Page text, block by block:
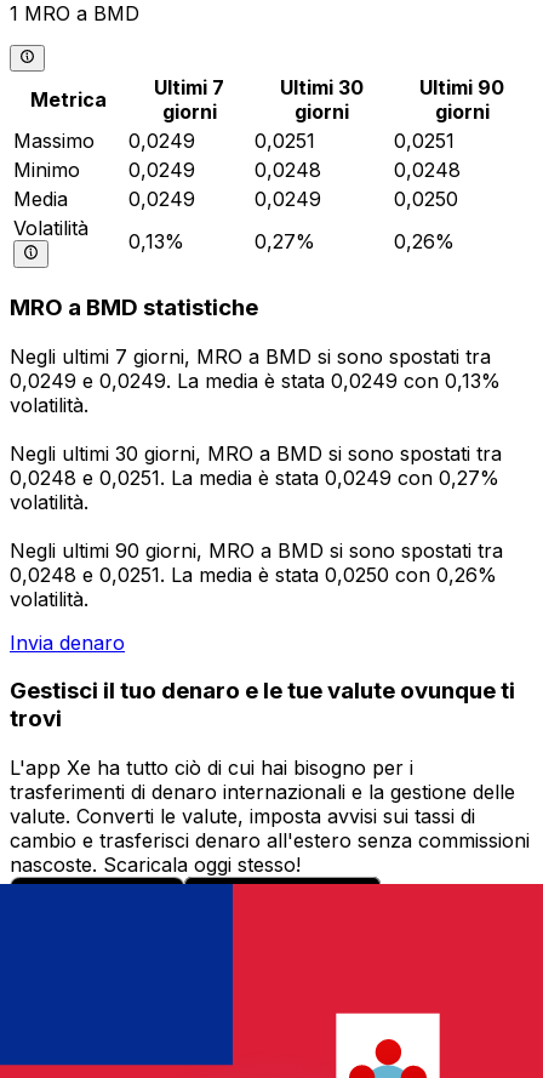
1 MRO a BMD
Metrica
Ultimi 7
giorni
Ultimi 30
giorni
Ultimi 90
giorni
Massimo
0,0249 0,0251
0,0251
Minimo
0,0249 0,0248
0,0248
Media
0,0249 0,0249
0,0250
Volatilità
0,13% 0,27% 0,26%
MRO a BMD statistiche
Negli ultimi 7 giorni, MRO a BMD si sono spostati tra
0,0249 e 0,0249. La media è stata 0,0249 con 0,13%
volatilità.
Negli ultimi 30 giorni, MRO a BMD si sono spostati tra
0,0248 e 0,0251. La media è stata 0,0249 con 0,27%
volatilità.
Negli ultimi 90 giorni, MRO a BMD si sono spostati tra
0,0248 e 0,0251. La media è stata 0,0250 con 0,26%
volatilità.
Invia denaro
Gestisci il tuo denaro e le tue valute ovunque ti
trovi
L'app Xe ha tutto ciò di cui hai bisogno per i
trasferimenti di denaro internazionali e la gestione delle
valute. Converti le valute, imposta avvisi sui tassi di
cambio e trasferisci denaro all'estero senza commissioni
nascoste. Scaricala oggi stesso!